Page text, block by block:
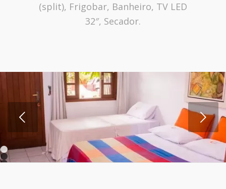
(split), Frigobar, Banheiro, TV LED
32″, Secador.
Próximo
2